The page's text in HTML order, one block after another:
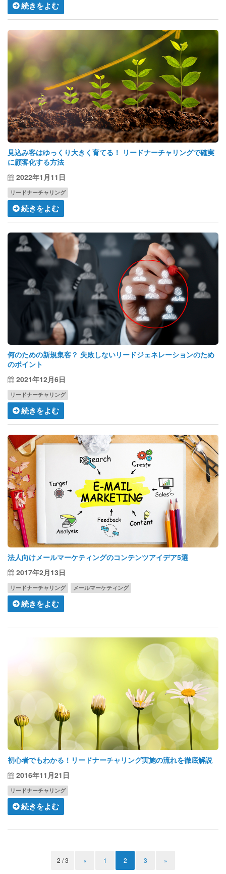
続きをよむ
見込み客はゆっくり大きく育てる！ リードナーチャリングで確実
に顧客化する方法
2022年1月11日
リードナーチャリング
続きをよむ
何のための新規集客？ 失敗しないリードジェネレーションのため
のポイント
2021年12月6日
リードナーチャリング
続きをよむ
法人向けメールマーケティングのコンテンツアイデア5選
2017年2月13日
リードナーチャリング メールマーケティング
続きをよむ
初心者でもわかる！リードナーチャリング実施の流れを徹底解説
2016年11月21日
リードナーチャリング
続きをよむ
2 / 3 « 1 2 3 »